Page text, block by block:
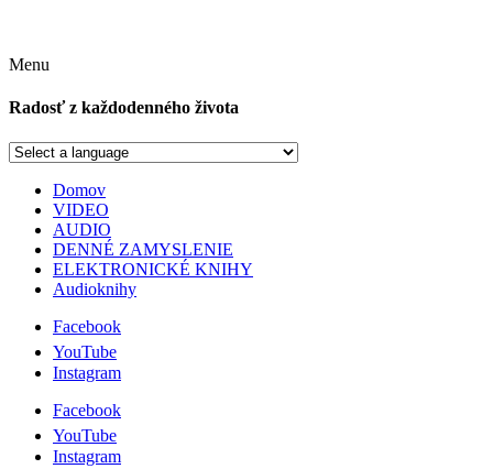
Menu
Radosť z každodenného života
Domov
VIDEO
AUDIO
DENNÉ ZAMYSLENIE
ELEKTRONICKÉ KNIHY
Audioknihy
Facebook
YouTube
Instagram
Facebook
YouTube
Instagram